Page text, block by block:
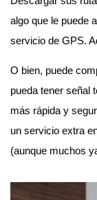
algo que le puede
servicio de GPS.
O bien, puede
pueda tener señal
más rápida y
un servicio extra
(aunque muchos